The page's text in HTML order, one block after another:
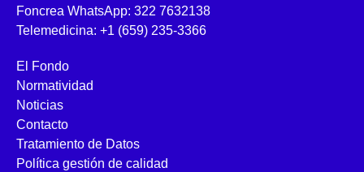
Foncrea WhatsApp: 322 7632138
Telemedicina: +1 (659) 235-3366
El Fondo
Normatividad
Noticias
Contacto
Tratamiento de Datos
Política gestión de calidad